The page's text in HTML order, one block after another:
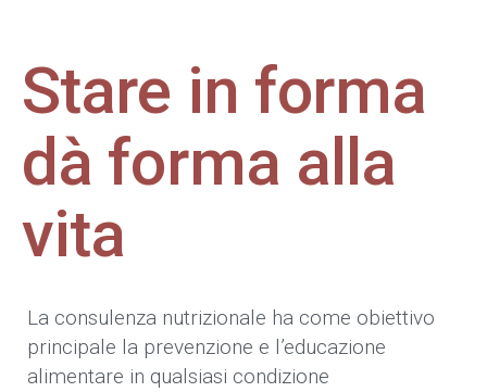
Stare in forma
dà forma alla
vita
La consulenza nutrizionale ha come obiettivo
principale la prevenzione e l’educazione
alimentare in qualsiasi condizione